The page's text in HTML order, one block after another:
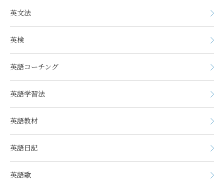
英文法
英検
英語コーチング
英語学習法
英語教材
英語日記
英語歌